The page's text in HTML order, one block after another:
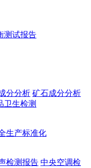
测试报告
分分析 矿石成分分析
卫生检测
生产标准化
检测报告 中央空调检